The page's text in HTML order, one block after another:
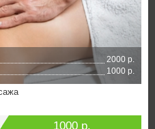
2000 р.
1000 р.
1000 р.